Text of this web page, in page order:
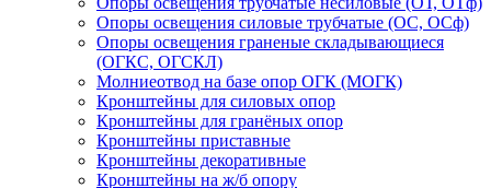
Опоры освещения силовые трубчатые (ОС, ОСф)
Опоры освещения граненые складывающиеся
(ОГКС, ОГСКЛ)
Молниеотвод на базе опор ОГК (МОГК)
Кронштейны для силовых опор
Кронштейны для гранёных опор
Кронштейны приставные
Кронштейны декоративные
Кронштейны на ж/б опору